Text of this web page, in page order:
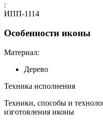
:
ИПП-1114
Особенности иконы
Материал:
Дерево
Техника исполнения
Техники, способы и
изготовления иконы